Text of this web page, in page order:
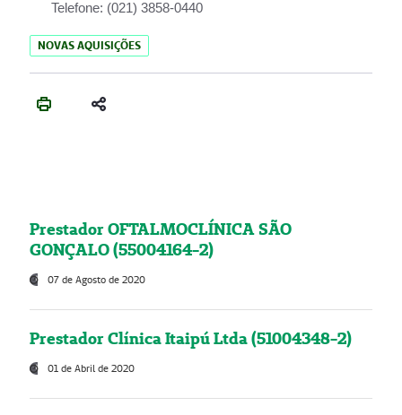
Telefone: (021) 3858-0440
NOVAS AQUISIÇÕES
Prestador OFTALMOCLÍNICA SÃO
GONÇALO (55004164-2)
07 de Agosto de 2020
Prestador Clínica Itaipú Ltda (51004348-2)
01 de Abril de 2020